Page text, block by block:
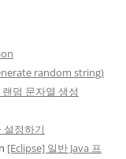
random string)
덤 문자열 생성
설정하기
[Eclipse] 일반 Java 프